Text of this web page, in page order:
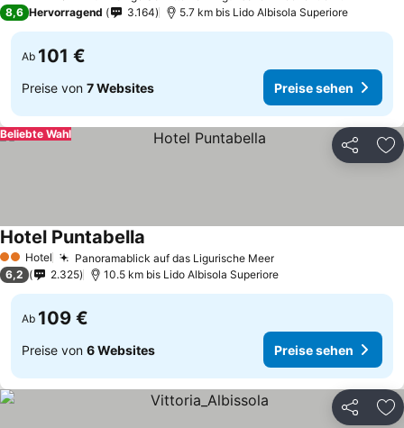
8,6 Hervorragend 3.164 5.7 km bis Lido Albisola Superiore
Ab 101 €
Preise von 7 Websites Preise sehen
Teilen
Beliebte Wahl
2 Sterne
Hotel Panoramablick auf das Ligurische Meer
Hotel Puntabella
6,2 2.325 10.5 km bis Lido Albisola Superiore
Ab 109 €
Preise von 6 Websites Preise sehen
Teilen